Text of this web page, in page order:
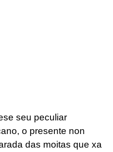
seu peculiar
o presente non
das moitas que xa